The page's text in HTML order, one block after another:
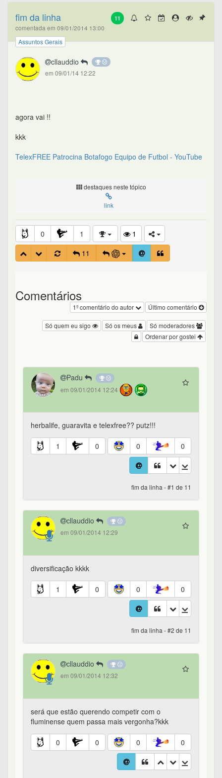
11
fim da linha
comentada em 09/01/2014 13:00
Assuntos Gerais
cllauddio
em 09/01/14 12:22
agora vai !!
kkk
TelexFREE Patrocina Botafogo Equipo de Futbol - YouTube
destaques neste tópico
link
0 1
1
11
Comentários
Último comentário
1º comentário do autor
Só moderadores
Só os meus
Só quem eu sigo
Ordenar por gostei
Padu
em 09/01/2014 12:24
herbalife, guaravita e telexfree?? putz!!!
1 0 0 0
fim da linha - #1 de 11
cllauddio
em 09/01/2014 12:29
diversificação kkkk
1 0 0 0
fim da linha - #2 de 11
cllauddio
em 09/01/2014 12:32
será que estão querendo competir com o
fluminense quem passa mais vergonha?kkk
0 0 0 0